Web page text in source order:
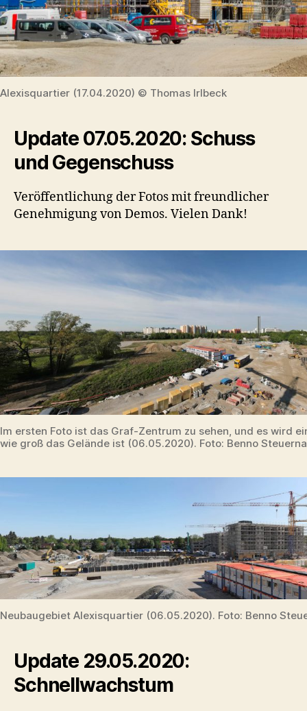
Alexisquartier (17.04.2020) © Thomas Irlbeck
Update 07.05.2020: Schuss
und Gegenschuss
Veröffentlichung der Fotos mit freundlicher
Genehmigung von Demos. Vielen Dank!
Im ersten Foto ist das Graf-Zentrum zu sehen, und es wird
wie groß das Gelände ist (06.05.2020). Foto: Benno
Neubaugebiet Alexisquartier (06.05.2020). Foto: Benno
Update 29.05.2020:
Schnellwachstum